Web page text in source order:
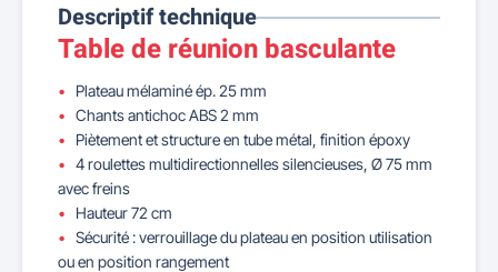
Descriptif technique
Table de réunion basculante
Plateau mélaminé ép. 25 mm
Chants antichoc ABS 2 mm
Piètement et structure en tube métal, finition époxy
4 roulettes multidirectionnelles silencieuses, Ø 75 mm
avec freins
Hauteur 72 cm
Sécurité : verrouillage du plateau en position utilisation
ou en position rangement